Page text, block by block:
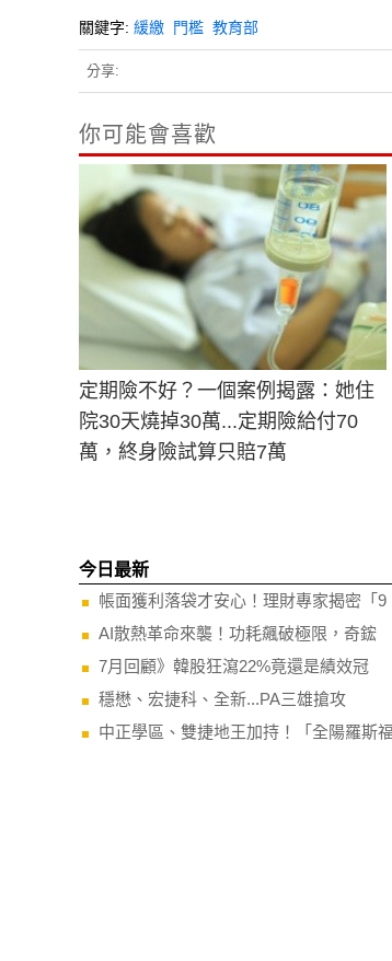
關鍵字: 緩繳 門檻 教育部
分享:
你可能會喜歡
定期險不好？一個案例揭露：她住
院30天燒掉30萬...定期險給付70
萬，終身險試算只賠7萬
今日最新
帳面獲利落袋才安心！理財專家揭密「9
AI散熱革命來襲！功耗飆破極限，奇鋐
7月回顧》韓股狂瀉22%竟還是績效冠
穩懋、宏捷科、全新...PA三雄搶攻
中正學區、雙捷地王加持！「全陽羅斯福